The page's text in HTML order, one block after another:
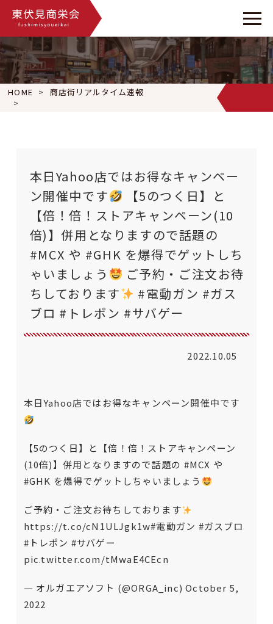
HOME
商店街リアルタイム速報
【5のつく日
本日Yahoo店ではお得なキャンペー
ン開催中です
【5のつく日】と
【倍！倍！ストアキャンペーン(10
倍)】併用となりますので話題の
#MCX や #GHK を爆得でゲットしち
ゃいましょう
ご予約・ご注文お待
ちしております
#電動ガン #ガス
ブロ #トレポン #サバゲー
2022.10.05
本日Yahoo店ではお得なキャンペーン開催中です
【5のつく日】と【倍！倍！ストアキャンペーン
(10倍)】併用となりますので話題の #MCX や
#GHK を爆得でゲットしちゃいましょう
ご予約・ご注文お待ちしております
https://t.co/cN1ULJgk1w#電動ガン #ガスブロ
#トレポン #サバゲー
pic.twitter.com/tMwaE4CEcn
— オルガエアソフト (@ORGA_inc)October 5,
2022